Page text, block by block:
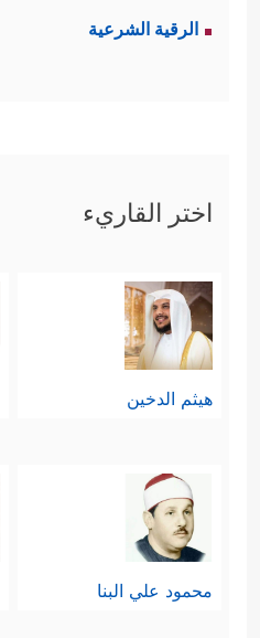
الرقية الشرعية
اختر القاريء
هيثم الدخين
محمود علي البنا